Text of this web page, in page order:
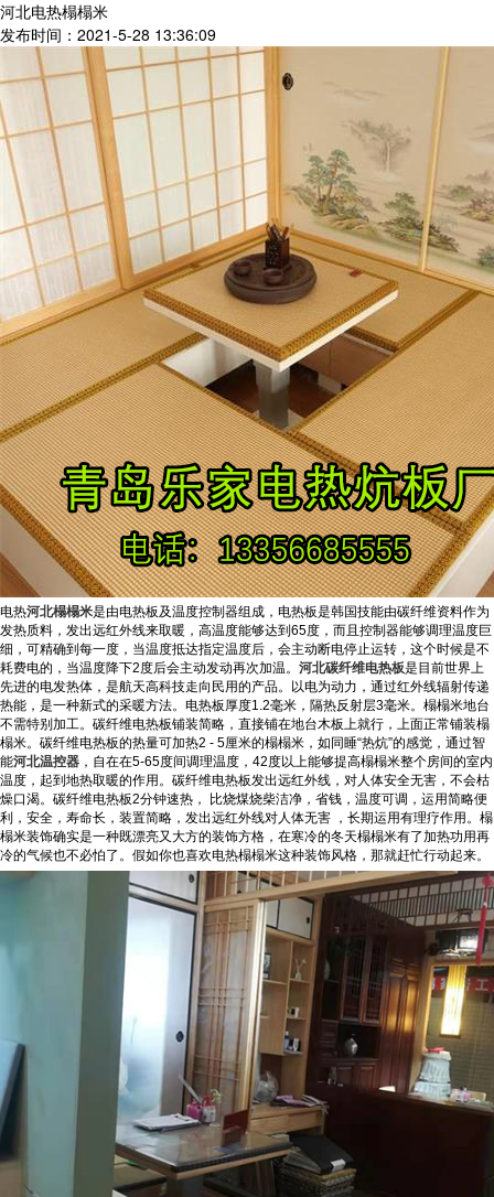
河北电热榻榻米
发布时间：2021-5-28 13:36:09
电热河北榻榻米是由电热板及温度控制器组成，电热板是韩国技能由碳纤维资料作为
发热质料，发出远红外线来取暖，高温度能够达到65度，而且控制器能够调理温度巨
细，可精确到每一度，当温度抵达指定温度后，会主动断电停止运转，这个时候是不
耗费电的，当温度降下2度后会主动发动再次加温。 河北碳纤维电热板是目前世界上
先进的电发热体，是航天高科技走向民用的产品。以电为动力，通过红外线辐射传递
热能，是一种新式的采暖方法。电热板厚度1.2毫米，隔热反射层3毫米。榻榻米地台
不需特别加工。碳纤维电热板铺装简略，直接铺在地台木板上就行，上面正常铺装榻
榻米。碳纤维电热板的热量可加热2 - 5厘米的榻榻米，如同睡“热炕”的感觉，通过智
能河北温控器 ，自在在5-65度间调理温度，42度以上能够提高榻榻米整个房间的室内
温度，起到地热取暖的作用。碳纤维电热板发出远红外线，对人体安全无害，不会枯
燥口渴。碳纤维电热板2分钟速热， 比烧煤烧柴洁净，省钱，温度可调，运用简略便
利，安全，寿命长，装置简略，发出远红外线对人体无害 ，长期运用有理疗作用。榻
榻米装饰确实是一种既漂亮又大方的装饰方格，在寒冷的冬天榻榻米有了加热功用再
冷的气候也不必怕了。假如你也喜欢电热榻榻米这种装饰风格，那就赶忙行动起来。